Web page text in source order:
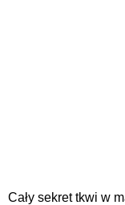
Cały sekret tkwi w